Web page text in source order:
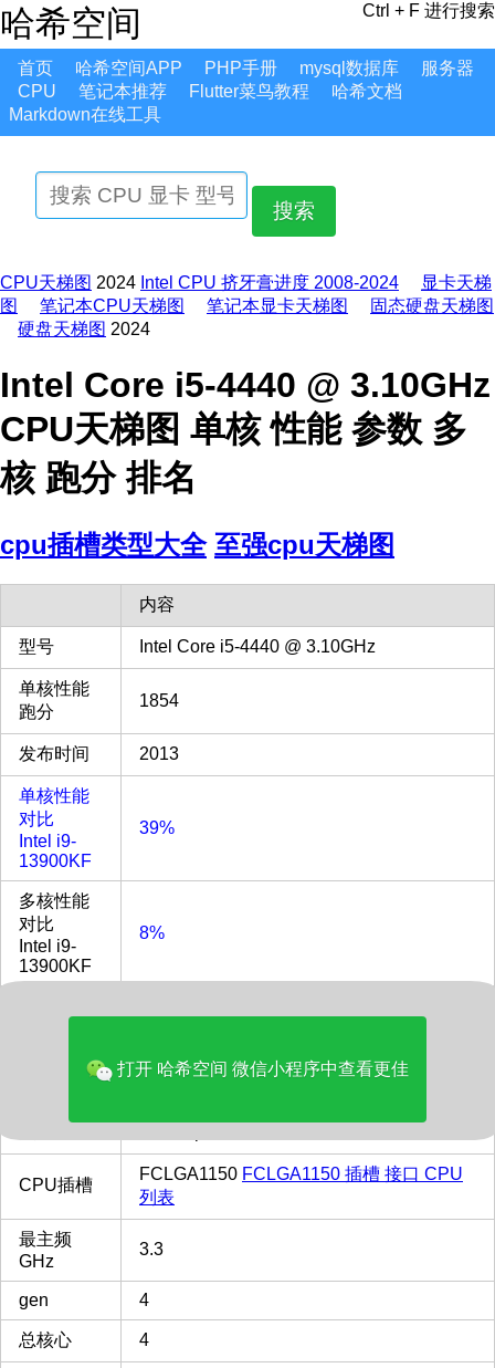
哈希空间 Ctrl + F 进行搜索
首页 哈希空间APP PHP手册 mysql数据库
服务器
CPU
笔记本推荐 Flutter菜鸟教程
哈希文档
Markdown在线工具
搜索
CPU天梯图 2024 Intel CPU 挤牙膏进度 2008-2024
显卡天梯
图
笔记本CPU天梯图 笔记本显卡天梯图
固态硬盘天梯图
硬盘天梯图 2024
Intel Core i5-4440 @ 3.10GHz
CPU天梯图 单核 性能 参数 多
核 跑分 排名
cpu插槽类型大全 至强cpu天梯图
内容
型号 Intel Core i5-4440 @ 3.10GHz
单核性能
跑分
1854
发布时间 2013
单核性能
对比
Intel i9-
13900KF
39%
多核性能
对比
Intel i9-
13900KF
8%
CPU插槽
FCLGA1150 FCLGA1150 插槽 接口 CPU
列表
最主频
GHz
3.3
gen 4
总核心 4
打开 哈希空间 微信小程序中查看更佳